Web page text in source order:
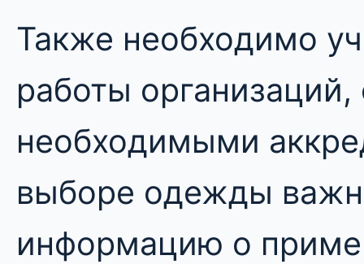
Также необходимо
работы
необходимыми
выборе одежды
информацию о